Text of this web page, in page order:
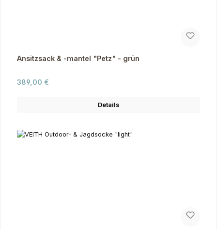
Ansitzsack & -mantel "Petz" - grün
Regulärer Preis:
389,00 €
Details